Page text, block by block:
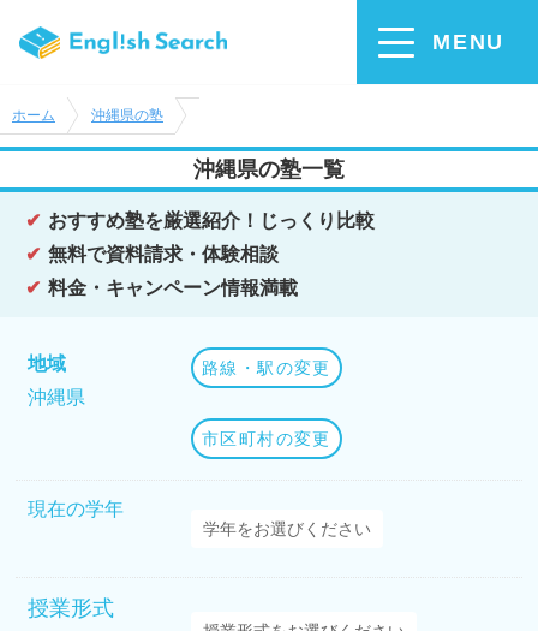
MENU
ホーム 沖縄県の塾
沖縄県の塾一覧
おすすめ塾を厳選紹介！じっくり比較
無料で資料請求・体験相談
料金・キャンペーン情報満載
地域
沖縄県
路線・駅の変更
市区町村の変更
現在の学年
授業形式